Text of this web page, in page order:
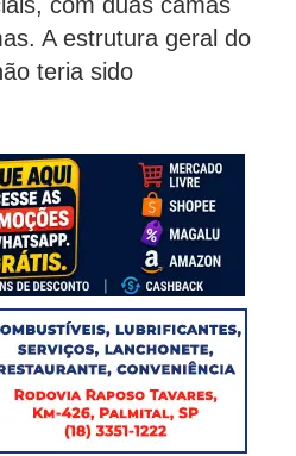
A estrutura geral do
teria sido